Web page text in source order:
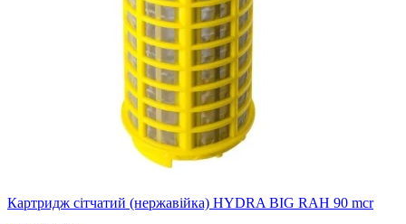
Картридж сітчатий (нержавійка) HYDRA BIG RAH 90 mcr